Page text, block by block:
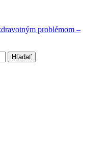
problémom –